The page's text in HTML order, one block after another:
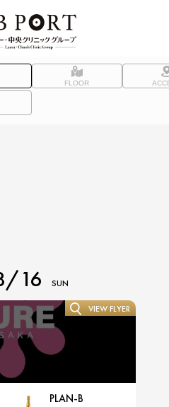
FLOOR
16 SUN
VIEW FLYER
PLAN-B